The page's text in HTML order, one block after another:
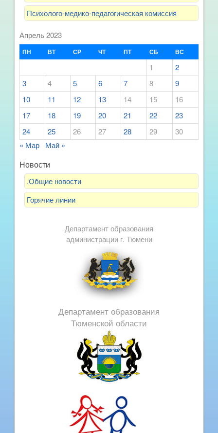
Психолого-медико-педагогическая комиссия
Апрель 2023
ПН ВТ СР ЧТ ПТ СБ ВС
1
2
3
4 5 6 7 8
9
10
11 12 13 14 15
16
17
18 19 20 21 22
23
24
25 26 27 28 29
30
« Мар
Май »
Новости
.Общие новости
Горячие линии
Департамент образования
администрации г. Тюмени
Департамент образования
Тюменской области